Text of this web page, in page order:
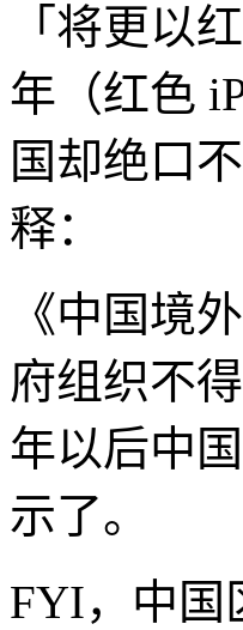
「将更以
年（红色
国却绝口
释：
《中国境
府组织不
年以后中
示了。
FYI，中国